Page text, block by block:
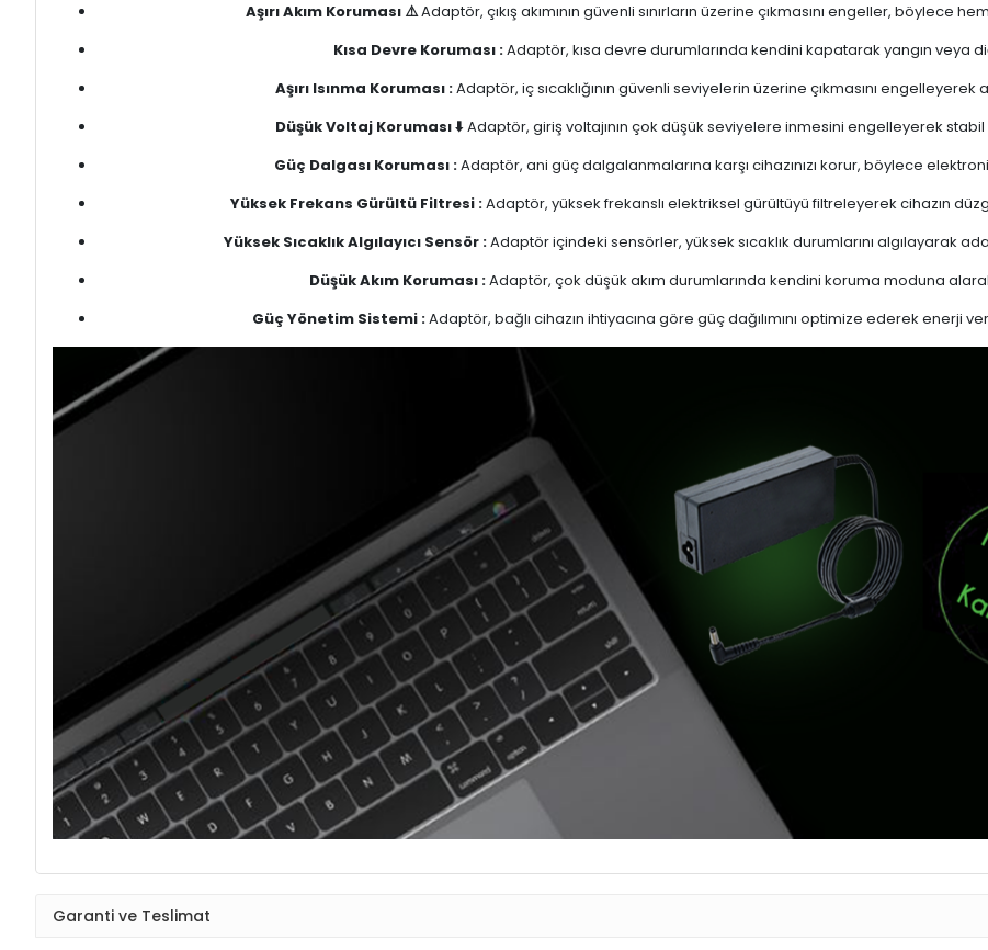
Aşırı Akım Koruması ⚠️Adaptör, çıkış akımının güvenli sınırların üzerine çıkmasını engeller, böylece
Kısa Devre Koruması :Adaptör, kısa devre durumlarında kendini kapatarak yangın veya
Aşırı Isınma Koruması :Adaptör, iç sıcaklığının güvenli seviyelerin üzerine çıkmasını engelleyerek
Düşük Voltaj Koruması ⬇️Adaptör, giriş voltajının çok düşük seviyelere inmesini engelleyerek stabil
Güç Dalgası Koruması :Adaptör, ani güç dalgalanmalarına karşı cihazınızı korur, böylece
Yüksek Frekans Gürültü Filtresi :Adaptör, yüksek frekanslı elektriksel gürültüyü filtreleyerek cihazın
Yüksek Sıcaklık Algılayıcı Sensör :Adaptör içindeki sensörler, yüksek sıcaklık durumlarını algılayarak
Düşük Akım Koruması :Adaptör, çok düşük akım durumlarında kendini koruma moduna
Güç Yönetim Sistemi :Adaptör, bağlı cihazın ihtiyacına göre güç dağılımını optimize ederek enerji
Garanti ve Teslimat